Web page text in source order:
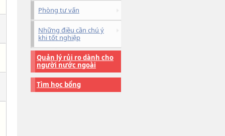
Phòng tư vấn
Những điều cần chú ý
khi tốt nghiệp
Quản lý rủi ro dành cho
người nước ngoài
Tìm học bổng